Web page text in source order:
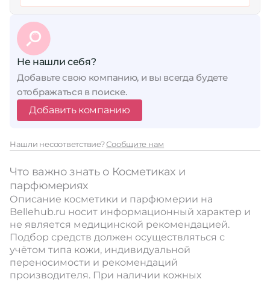
Не нашли себя?
Добавьте свою компанию, и вы всегда будете
отображаться в поиске.
Добавить компанию
Нашли несоответствие?Сообщите нам
Что важно знать о Косметиках и
парфюмериях
Описание косметики и парфюмерии на
Bellehub.ru носит информационный характер и
не является медицинской рекомендацией.
Подбор средств должен осуществляться с
учётом типа кожи, индивидуальной
переносимости и рекомендаций
производителя. При наличии кожных